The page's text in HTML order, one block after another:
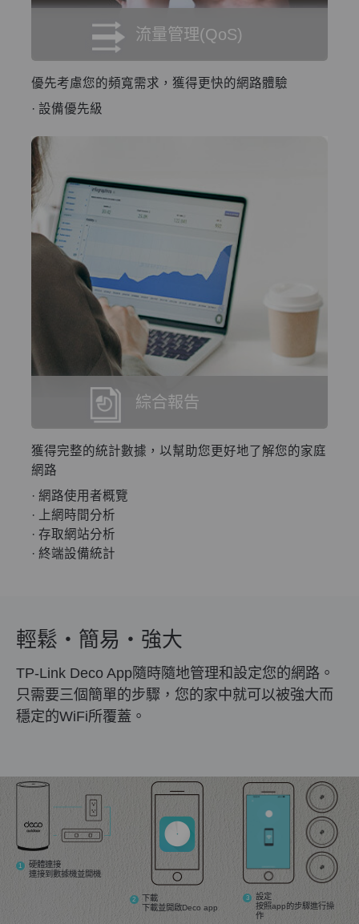
流量管理(QoS)
優先考慮您的頻寬需求，獲得更快的網路體驗
· 設備優先級
綜合報告
獲得完整的統計數據，以幫助您更好地了解您的家庭
網路
· 網路使用者概覽
· 上網時間分析
· 存取網站分析
· 終端設備統計
輕鬆‧簡易‧強大
TP-Link Deco App隨時隨地管理和設定您的網路。
只需要三個簡單的步驟，您的家中就可以被強大而
穩定的WiFi所覆蓋。
1
硬體連接
連接到數據機並開機
2
下載
下載並開啟Deco app
3
設定
按照app的步驟進行操
作